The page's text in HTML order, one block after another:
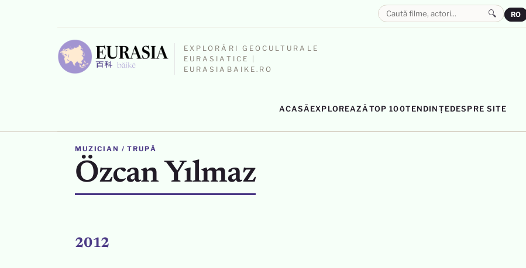
EXPLORĂRI GEOCULTURALE
EURASIATICE |
EURASIABAIKE.RO
ACASĂ EXPLOREAZĂ TOP 100TENDINȚEDESPRE SITE
🔍 RO
MUZICIAN / TRUPĂ
Özcan Yılmaz
2012